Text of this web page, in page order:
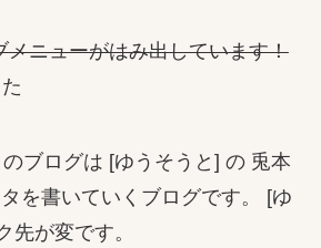
ニューがはみ出しています！
のブログは [ゆうそうと] の 兎本
タを書いていくブログです。 [ゆ
先が変です。